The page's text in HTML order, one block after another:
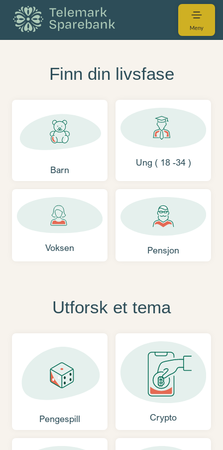
Meny
Finn din livsfase
Barn
Ung ( 18 -34 )
Voksen Pensjon
Utforsk et tema
Pengespill Crypto